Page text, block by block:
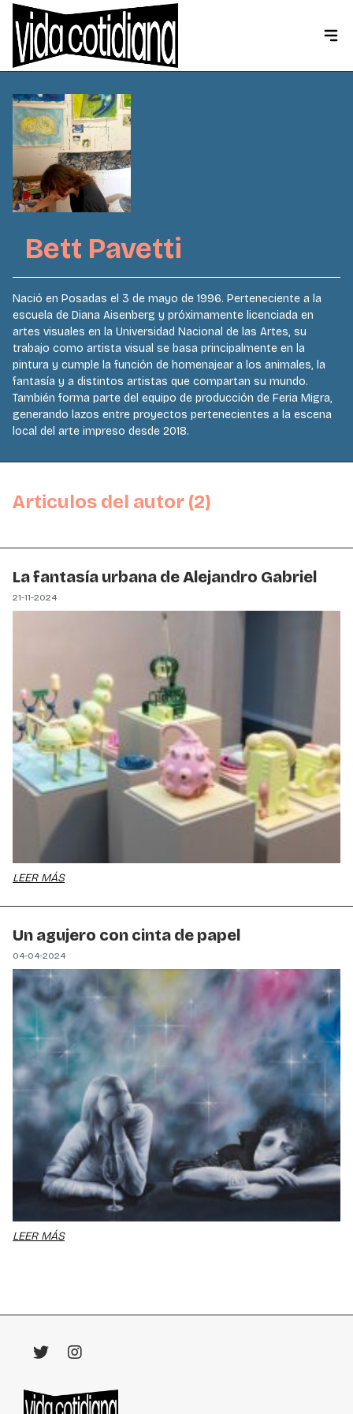
Bett Pavetti
Nació en Posadas el 3 de mayo de 1996. Perteneciente a la
escuela de Diana Aisenberg y próximamente licenciada en
artes visuales en la Universidad Nacional de las Artes, su
trabajo como artista visual se basa principalmente en la
pintura y cumple la función de homenajear a los animales, la
fantasía y a distintos artistas que compartan su mundo.
También forma parte del equipo de producción de Feria Migra,
generando lazos entre proyectos pertenecientes a la escena
local del arte impreso desde 2018.
Articulos del autor (2)
La fantasía urbana de Alejandro Gabriel
21-11-2024
LEER MÁS
Un agujero con cinta de papel
04-04-2024
LEER MÁS